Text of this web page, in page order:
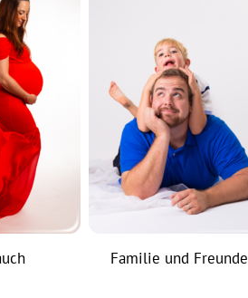
Familie und Freunde